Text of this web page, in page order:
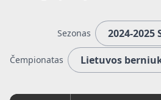
Sezonas
Čempionatas